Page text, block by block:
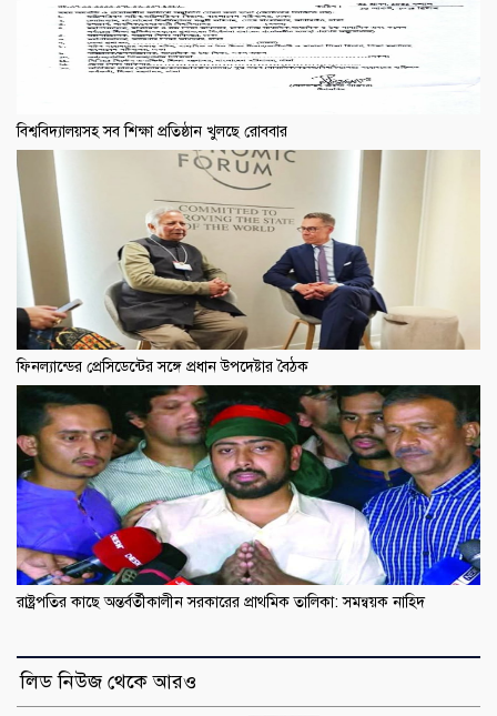
বিশ্ববিদ্যালয়সহ সব শিক্ষা প্রতিষ্ঠান খুলছে রোববার
ফিনল্যান্ডের প্রেসিডেন্টের সঙ্গে প্রধান উপদেষ্টার বৈঠক
রাষ্ট্রপতির কাছে অন্তর্বর্তীকালীন সরকারের প্রাথমিক তালিকা: সমন্বয়ক নাহিদ
লিড নিউজ থেকে আরও